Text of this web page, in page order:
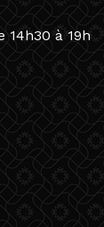
14h30 à 19h